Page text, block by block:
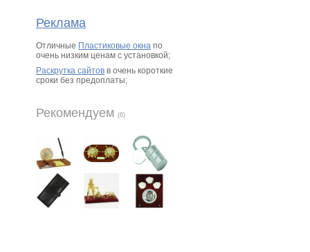
Реклама
Отличные Пластиковые окна по
очень низким ценам с установкой;
Раскрутка сайтов в очень короткие
сроки без предоплаты;
Рекомендуем (6)